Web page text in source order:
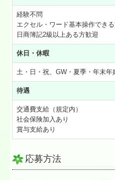
経験不問
エクセル・ワード基本操作でき
日商簿記2級以上ある方歓迎
休日・休暇
土・日・祝、GW・夏季・年末年
待遇
交通費支給（規定内）
社会保険加入あり
賞与支給あり
応募方法